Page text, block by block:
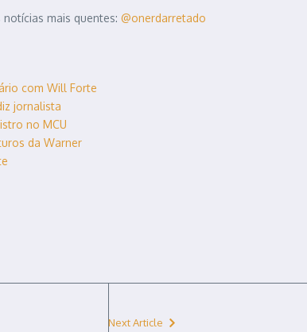
mais quentes: @onerdarretado
com Will Forte
jornalista
no MCU
da Warner
Next Article